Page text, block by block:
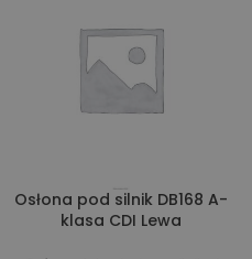
Osłona pod silnik DB168 A-
klasa CDI Lewa